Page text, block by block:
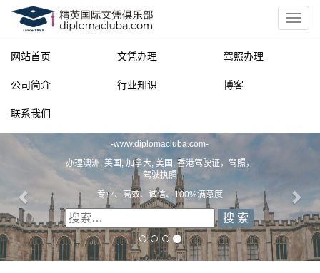
网站首页 文凭办理 驾照办理
公司简介 行业知识 博客
联系我们
-www.diplomacluba.com-
办理澳洲, 英国, 加拿大, 美国, 香港驾驶证，驾照，
驾驶执照
专业、高效、诚信、100%满意度